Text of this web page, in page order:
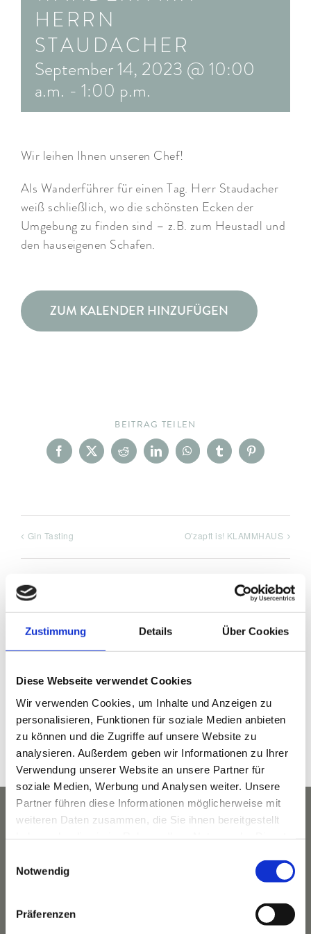
Zustimmung Details Über Cookies
Diese Webseite verwendet Cookies
Wir verwenden Cookies, um Inhalte und Anzeigen zu
personalisieren, Funktionen für soziale Medien anbieten
zu können und die Zugriffe auf unsere Website zu
analysieren. Außerdem geben wir Informationen zu Ihrer
Verwendung unserer Website an unsere Partner für
soziale Medien, Werbung und Analysen weiter. Unsere
Partner führen diese Informationen möglicherweise mit
weiteren Daten zusammen, die Sie ihnen bereitgestellt
Notwendig
Präferenzen
ARRANGEMENTS
WISSENSWERTES
HERRN
STAUDACHER
September 14, 2023 @ 10:00
a.m. - 1:00 p.m.
Wir leihen Ihnen unseren Chef!
Als Wanderführer für einen Tag. Herr Staudacher
weiß schließlich, wo die schönsten Ecken der
Umgebung zu finden sind – z.B. zum Heustadl und
den hauseigenen Schafen.
ZUM KALENDER HINZUFÜGEN
BEITRAG TEILEN
Facebook
X RedditLinkedInWhatsAppTumblrPinterest
Gin Tasting O’zapft is! KLAMMHAUS
DETAILS
September 14, 2023
Zeit:
10:00 a.m. - 1:00 p.m.
Veranstaltungskategorie:
Wandern